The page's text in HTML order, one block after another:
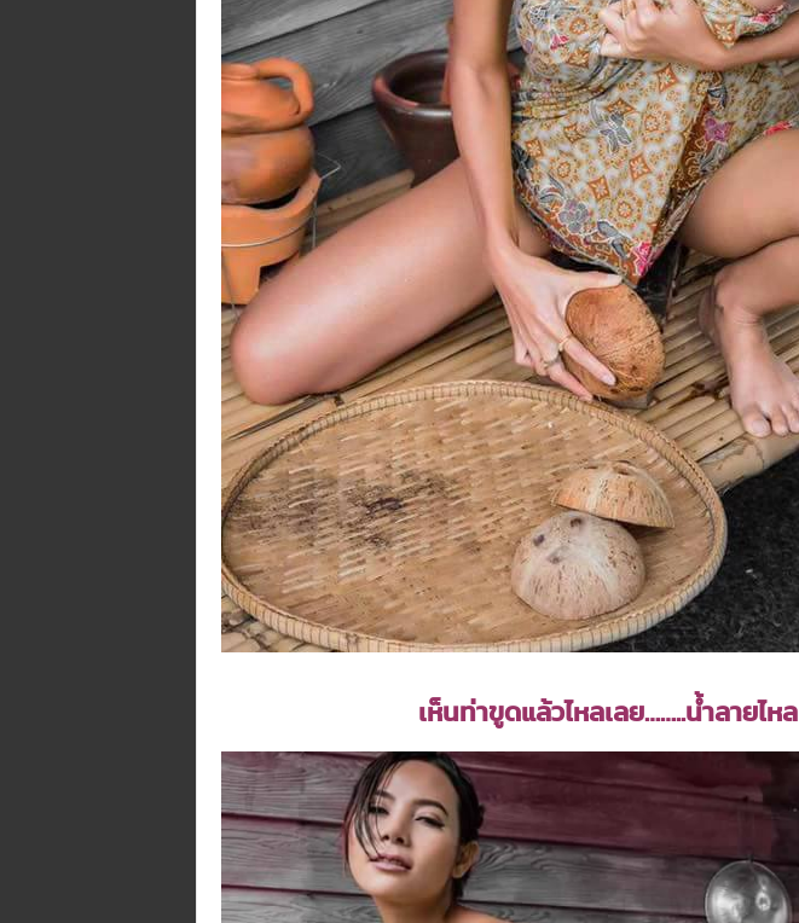
เห็นท่าขูดแล้วไหลเลย……..น้ำลายไหล